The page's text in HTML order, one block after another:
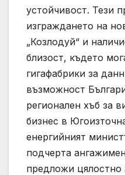
устойчивост. Тези
изграждането на
„Козлодуй“ и
близост, където
гигафабрики за
възможност
регионален хъб за
бизнес в
енергийният
подчерта
предложи